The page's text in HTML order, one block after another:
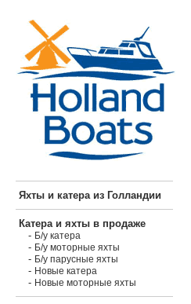
Яхты и катера из Голландии
Катера и яхты в продаже
- Б/у катера
- Б/у моторные яхты
- Б/у парусные яхты
- Новые катера
- Новые моторные яхты